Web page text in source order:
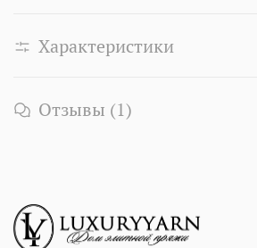
Характеристики
Отзывы (1)